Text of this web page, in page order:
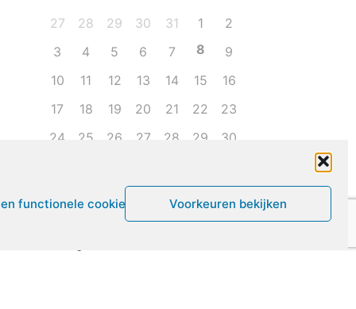
functionele cookies Voorkeuren bekijken
27
28 29 30 31 1
2
3
4 5 6 7 8
9
10
11 12 13 14 15
16
17
18 19 20 21 22
23
24
25 26 27 28 29
30
Leven met ME/CVS en POTS